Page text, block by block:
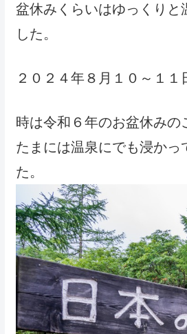
盆休みくらいはゆっくりと
した。
２０２４年８月１０～１１
時は令和６年のお盆休みの
たまには温泉にでも浸か
た。